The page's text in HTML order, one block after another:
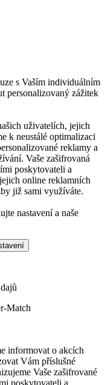
s Vaším individuálním
personalizovaný zážitek
uživatelích, jejich
k neustálé optimalizaci
reklamy a
Vaše zašifrovaná
poskytovateli a
online reklamních
již sami využíváte.
nastavení a naše
Match
informovat o akcích
Vám příslušné
Vaše zašifrované